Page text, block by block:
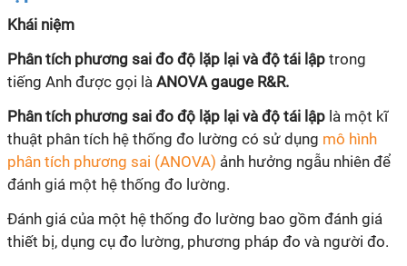
Khái niệm
Phân tích phương sai đo độ lặp lại và độ tái lập trong
tiếng Anh được gọi là ANOVA gauge R&R.
Phân tích phương sai đo độ lặp lại và độ tái lập là một kĩ
thuật phân tích hệ thống đo lường có sử dụng mô hình
phân tích phương sai (ANOVA) ảnh hưởng ngẫu nhiên để
đánh giá một hệ thống đo lường.
Đánh giá của một hệ thống đo lường bao gồm đánh giá
thiết bị, dụng cụ đo lường, phương pháp đo và người đo.